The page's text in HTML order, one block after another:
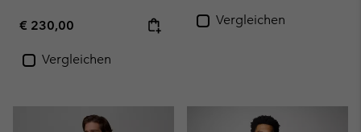
Regular price:
€ 230,00
Vergleichen
Vergleichen